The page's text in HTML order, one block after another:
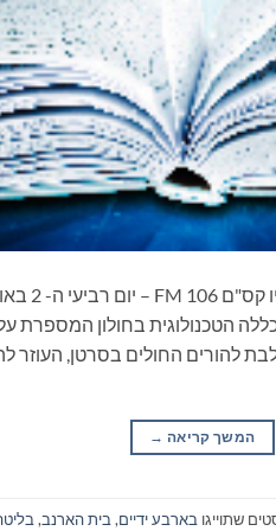
הטכנולוגית בחולון המספרת
להורים החולים בסרטן,
המשך קריאה →
שתוייגו בארבע ידיים, בית הארנב,